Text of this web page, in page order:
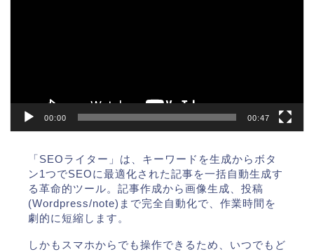
00:00 00:47
「SEOライター」は、キーワードを生成からボタ
ン1つでSEOに最適化された記事を一括自動生成す
る革命的ツール。記事作成から画像生成、投稿
(Wordpress/note)まで完全自動化で、作業時間を
劇的に短縮します。
しかもスマホからでも操作できるため、いつでもど